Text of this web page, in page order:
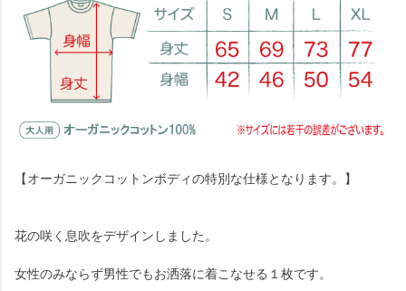
【オーガニックコットンボディの特別な仕様となります。】
花の咲く息吹をデザインしました。
女性のみならず男性でもお洒落に着こなせる１枚です。